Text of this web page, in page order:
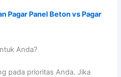
Pagar Panel Beton vs Pagar
Anda?
pada prioritas Anda. Jika